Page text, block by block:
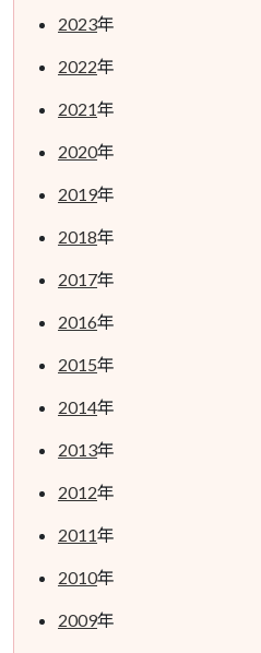
2023年
2022年
2021年
2020年
2019年
2018年
2017年
2016年
2015年
2014年
2013年
2012年
2011年
2010年
2009年